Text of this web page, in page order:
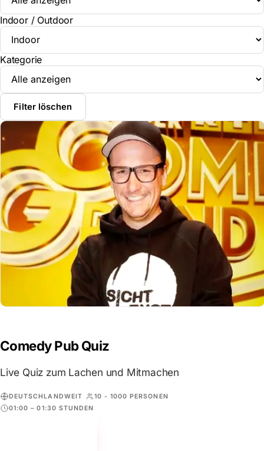
Indoor / Outdoor
Kategorie
Filter löschen
Comedy Pub Quiz
Live Quiz zum Lachen und Mitmachen
DEUTSCHLANDWEIT
10 - 1000 PERSONEN
01:00 – 01:30 STUNDEN